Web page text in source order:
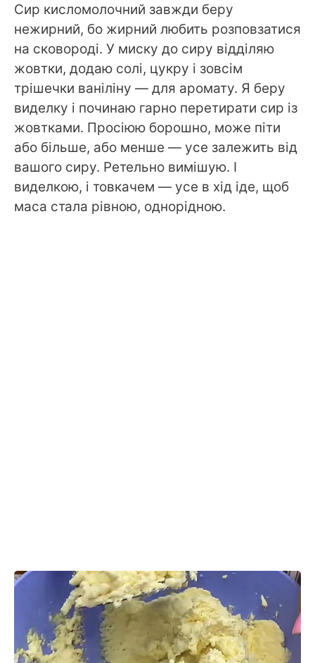
Сир кисломолочний завжди беру
нежирний, бо жирний любить розповзатися
на сковороді. У миску до сиру відділяю
жовтки, додаю солі, цукру і зовсім
трішечки ваніліну — для аромату. Я беру
виделку і починаю гарно перетирати сир із
жовтками. Просіюю борошно, може піти
або більше, або менше — усе залежить від
вашого сиру. Ретельно вимішую. І
виделкою, і товкачем — усе в хід іде, щоб
маса стала рівною, однорідною.